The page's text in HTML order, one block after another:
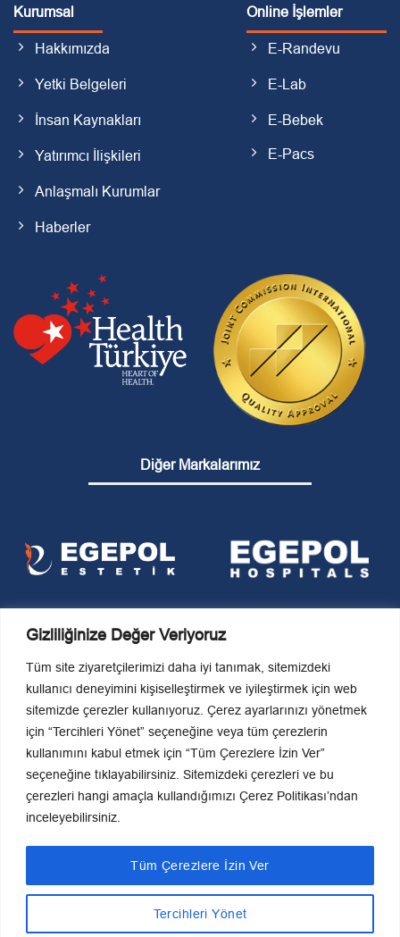
Gizliliğinize Değer Veriyoruz
Tüm site ziyaretçilerimizi daha iyi tanımak, sitemizdeki
kullanıcı deneyimini kişiselleştirmek ve iyileştirmek için web
sitemizde çerezler kullanıyoruz. Çerez ayarlarınızı yönetmek
için “Tercihleri Yönet” seçeneğine veya tüm çerezlerin
kullanımını kabul etmek için “Tüm Çerezlere İzin Ver”
seçeneğine tıklayabilirsiniz. Sitemizdeki çerezleri ve bu
çerezleri hangi amaçla kullandığımızı Çerez Politikası’ndan
inceleyebilirsiniz.
Tercihleri Yönet
Tüm Çerezlere İzin Ver
Kurumsal
Hakkımızda
Yetki Belgeleri
İnsan Kaynakları
Yatırımcı İlişkileri
Anlaşmalı Kurumlar
Haberler
Online İşlemler
E-Randevu
E-Lab
E-Bebek
E-Pacs
Diğer Markalarımız
KVKK Politikaları
Son Güncelleme Tarihi
27-03-2026 13:36:37
0 (531) 687 00 86